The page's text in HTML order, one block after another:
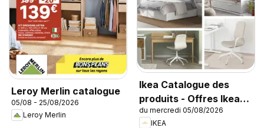
Leroy Merlin catalogue
05/08 - 25/08/2026
Leroy Merlin
Ikea Catalogue des
produits - Offres Ikea
Family
du mercredi 05/08/2026
IKEA